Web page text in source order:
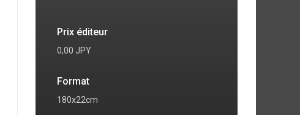
Prix éditeur
0,00 JPY
Format
180x22cm